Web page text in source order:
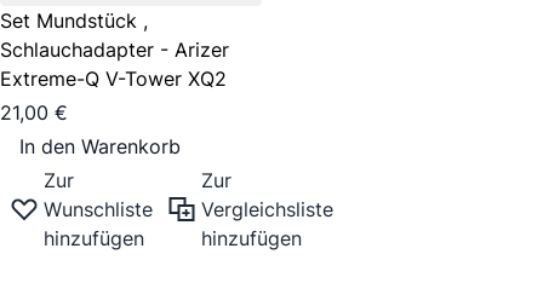
Set Mundstück ,
Schlauchadapter - Arizer
Extreme-Q V-Tower XQ2
21,00 €
In den Warenkorb
Zur
Wunschliste
hinzufügen
Zur
Vergleichsliste
hinzufügen